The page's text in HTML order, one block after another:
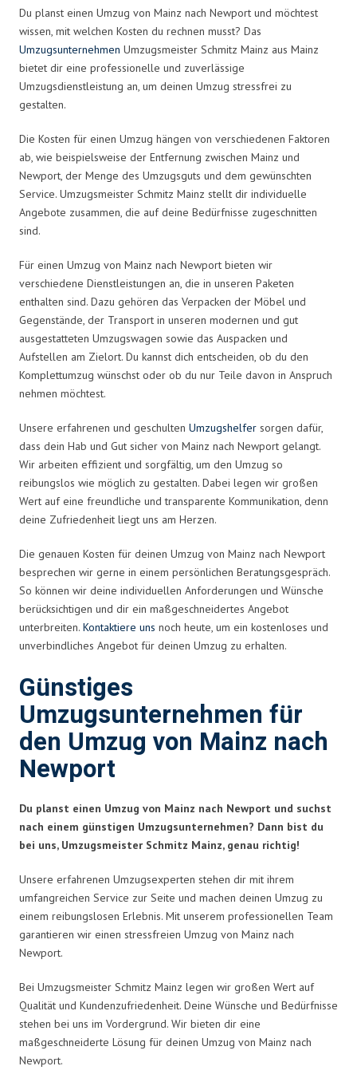
Du planst einen Umzug von Mainz nach Newport und möchtest
wissen, mit welchen Kosten du rechnen musst? Das
Umzugsunternehmen Umzugsmeister Schmitz Mainz aus Mainz
bietet dir eine professionelle und zuverlässige
Umzugsdienstleistung an, um deinen Umzug stressfrei zu
gestalten.
Die Kosten für einen Umzug hängen von verschiedenen Faktoren
ab, wie beispielsweise der Entfernung zwischen Mainz und
Newport, der Menge des Umzugsguts und dem gewünschten
Service. Umzugsmeister Schmitz Mainz stellt dir individuelle
Angebote zusammen, die auf deine Bedürfnisse zugeschnitten
sind.
Für einen Umzug von Mainz nach Newport bieten wir
verschiedene Dienstleistungen an, die in unseren Paketen
enthalten sind. Dazu gehören das Verpacken der Möbel und
Gegenstände, der Transport in unseren modernen und gut
ausgestatteten Umzugswagen sowie das Auspacken und
Aufstellen am Zielort. Du kannst dich entscheiden, ob du den
Komplettumzug wünschst oder ob du nur Teile davon in Anspruch
nehmen möchtest.
Unsere erfahrenen und geschulten Umzugshelfer sorgen dafür,
dass dein Hab und Gut sicher von Mainz nach Newport gelangt.
Wir arbeiten effizient und sorgfältig, um den Umzug so
reibungslos wie möglich zu gestalten. Dabei legen wir großen
Wert auf eine freundliche und transparente Kommunikation, denn
deine Zufriedenheit liegt uns am Herzen.
Die genauen Kosten für deinen Umzug von Mainz nach Newport
besprechen wir gerne in einem persönlichen Beratungsgespräch.
So können wir deine individuellen Anforderungen und Wünsche
berücksichtigen und dir ein maßgeschneidertes Angebot
unterbreiten. Kontaktiere uns noch heute, um ein kostenloses und
unverbindliches Angebot für deinen Umzug zu erhalten.
Günstiges
Umzugsunternehmen für
den Umzug von Mainz nach
Newport
Du planst einen Umzug von Mainz nach Newport und suchst
nach einem günstigen Umzugsunternehmen? Dann bist du
bei uns, Umzugsmeister Schmitz Mainz, genau richtig!
Unsere erfahrenen Umzugsexperten stehen dir mit ihrem
umfangreichen Service zur Seite und machen deinen Umzug zu
einem reibungslosen Erlebnis. Mit unserem professionellen Team
garantieren wir einen stressfreien Umzug von Mainz nach
Newport.
Bei Umzugsmeister Schmitz Mainz legen wir großen Wert auf
Qualität und Kundenzufriedenheit. Deine Wünsche und Bedürfnisse
stehen bei uns im Vordergrund. Wir bieten dir eine
maßgeschneiderte Lösung für deinen Umzug von Mainz nach
Newport.